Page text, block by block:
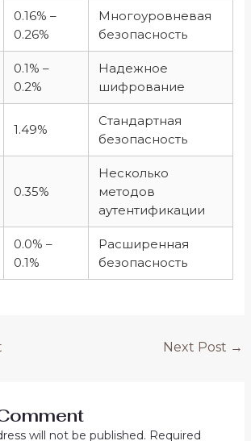
0.16% –
0.26%
Многоуровневая
безопасность
0.1% –
0.2%
Надежное
шифрование
1.49%
Стандартная
безопасность
0.35%
Несколько
методов
аутентификации
0.0% –
0.1%
Расширенная
безопасность
Next Post →
will not be published. Required